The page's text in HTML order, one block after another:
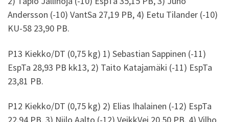
Andersson (-10) VantSa 27,19 PB, 4) Eetu Tilander (-10)
KU-58 23,90 PB.
P13 Kiekko/DT (0,75 kg) 1) Sebastian Sappinen (-11)
EspTa 28,93 PB kk13, 2) Taito Katajamäki (-11) EspTa
23,81 PB.
P12 Kiekko/DT (0,75 kg) 2) Elias Ihalainen (-12) EspTa